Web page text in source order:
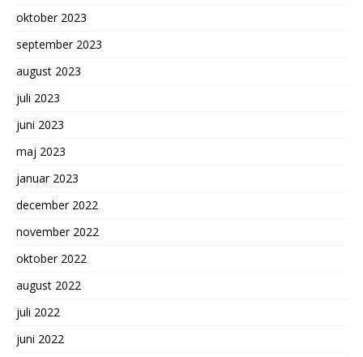
oktober 2023
september 2023
august 2023
juli 2023
juni 2023
maj 2023
januar 2023
december 2022
november 2022
oktober 2022
august 2022
juli 2022
juni 2022